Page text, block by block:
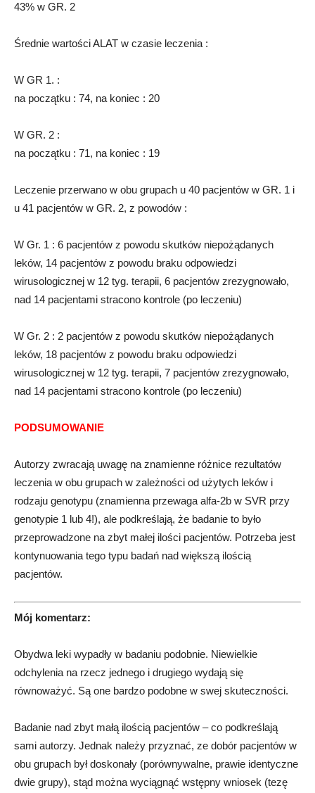
43% w GR. 2
Średnie wartości ALAT w czasie leczenia :
W GR 1. :
na początku : 74, na koniec : 20
W GR. 2 :
na początku : 71, na koniec : 19
Leczenie przerwano w obu grupach u 40 pacjentów w GR. 1 i
u 41 pacjentów w GR. 2, z powodów :
W Gr. 1 : 6 pacjentów z powodu skutków niepożądanych
leków, 14 pacjentów z powodu braku odpowiedzi
wirusologicznej w 12 tyg. terapii, 6 pacjentów zrezygnowało,
nad 14 pacjentami stracono kontrole (po leczeniu)
W Gr. 2 : 2 pacjentów z powodu skutków niepożądanych
leków, 18 pacjentów z powodu braku odpowiedzi
wirusologicznej w 12 tyg. terapii, 7 pacjentów zrezygnowało,
nad 14 pacjentami stracono kontrole (po leczeniu)
PODSUMOWANIE
Autorzy zwracają uwagę na znamienne różnice rezultatów
leczenia w obu grupach w zależności od użytych leków i
rodzaju genotypu (znamienna przewaga alfa-2b w SVR przy
genotypie 1 lub 4!), ale podkreślają, że badanie to było
przeprowadzone na zbyt małej ilości pacjentów. Potrzeba jest
kontynuowania tego typu badań nad większą ilością
pacjentów.
Mój komentarz:
Obydwa leki wypadły w badaniu podobnie. Niewielkie
odchylenia na rzecz jednego i drugiego wydają się
równoważyć. Są one bardzo podobne w swej skuteczności.
Badanie nad zbyt małą ilością pacjentów – co podkreślają
sami autorzy. Jednak należy przyznać, ze dobór pacjentów w
obu grupach był doskonały (porównywalne, prawie identyczne
dwie grupy), stąd można wyciągnąć wstępny wniosek (tezę